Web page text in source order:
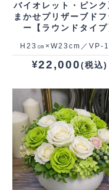
バイオレット・ピンク
まかせプリザーブドフ
ー【ラウンドタイプ
H23㎝×W23cm／
¥22,000(税込)